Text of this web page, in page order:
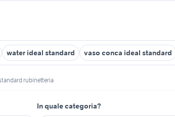
water ideal standard vaso conca ideal standard
rubinetteria
In quale categoria?